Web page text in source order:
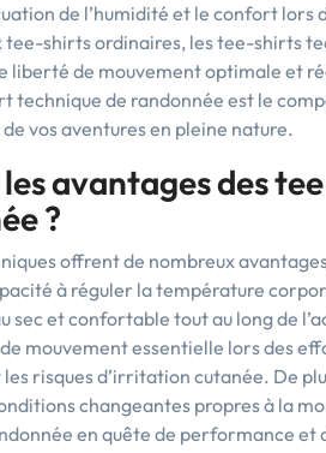
de l’humidité et le confort lors
shirts ordinaires, les tee-shirts
liberté de mouvement optimale et
technique de randonnée est le
vos aventures en pleine nature.
avantages des
?
offrent de nombreux
à réguler la température
sec et confortable tout au long de
mouvement essentielle lors des
risques d’irritation cutanée. De
changeantes propres à la
en quête de performance et